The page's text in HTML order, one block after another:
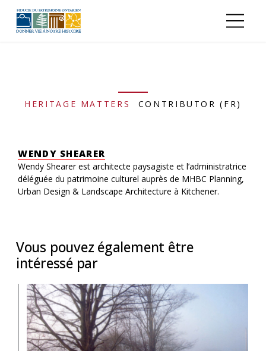
HERITAGE MATTERS CONTRIBUTOR (FR)
WENDY SHEARER
Wendy Shearer est architecte paysagiste et l’administratrice
déléguée du patrimoine culturel auprès de MHBC Planning,
Urban Design & Landscape Architecture à Kitchener.
Vous pouvez également être
intéressé par